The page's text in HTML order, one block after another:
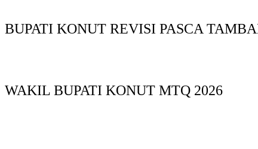
BUPATI KONUT REVISI PASCA
WAKIL BUPATI KONUT MTQ 2026